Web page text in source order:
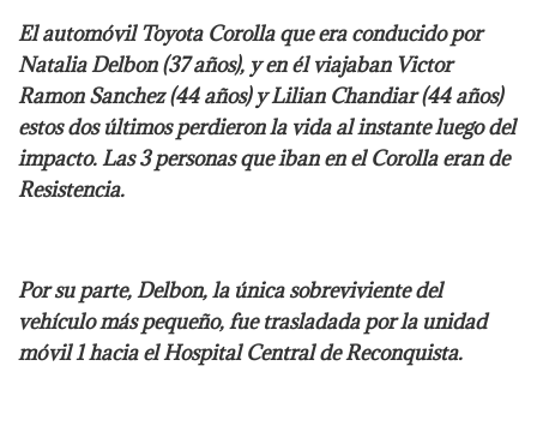
El automóvil Toyota Corolla que era conducido por
Natalia Delbon (37 años), y en él viajaban Victor
Ramon Sanchez (44 años) y Lilian Chandiar (44 años)
estos dos últimos perdieron la vida al instante luego del
impacto. Las 3 personas que iban en el Corolla eran de
Resistencia.
Por su parte, Delbon, la única sobreviviente del
vehículo más pequeño, fue trasladada por la unidad
móvil 1 hacia el Hospital Central de Reconquista.